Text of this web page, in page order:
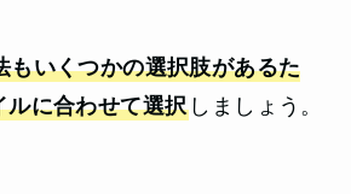
もいくつかの選択肢があるた
ルに合わせて選択 しましょう。